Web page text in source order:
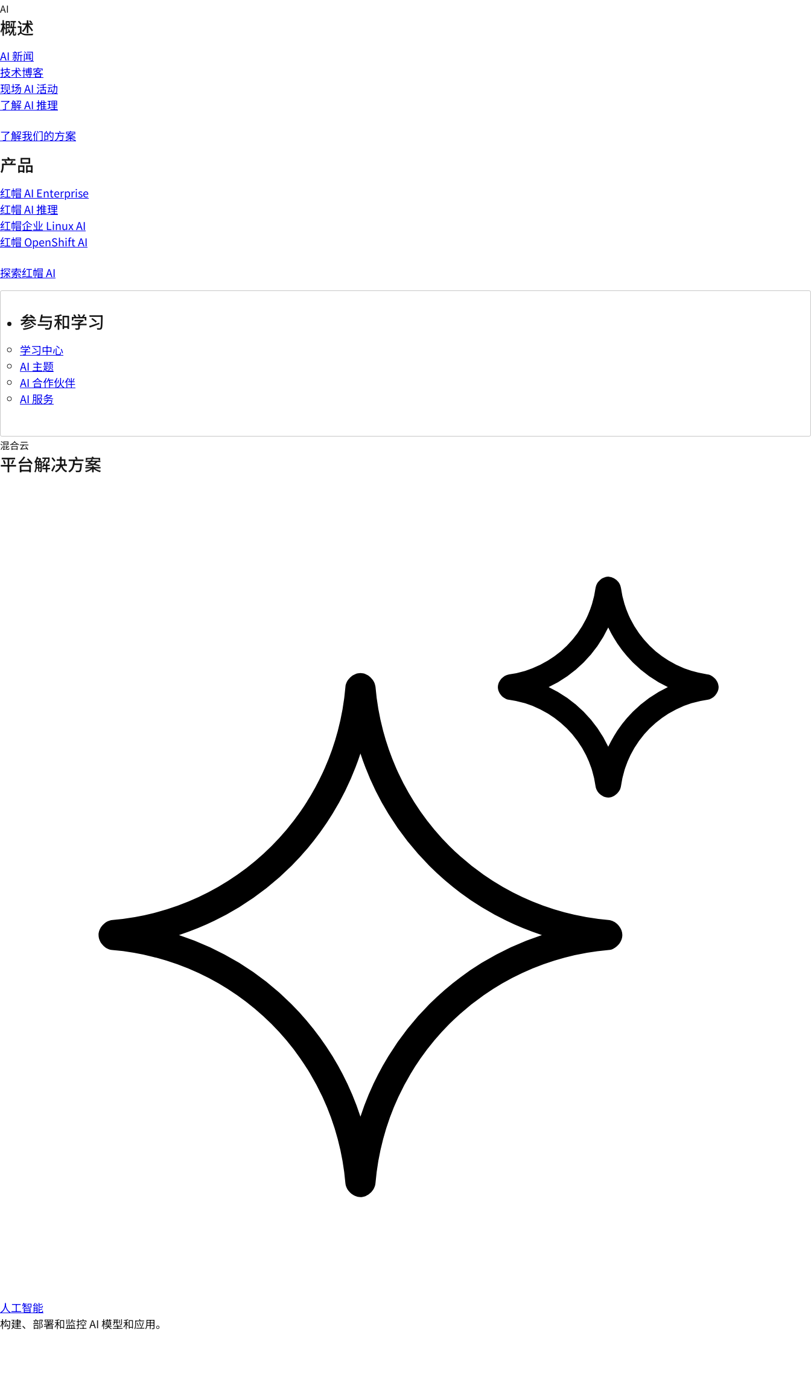
Skip
to
content
AI
概述
AI 新闻
技术博客
现场 AI 活动
了解 AI 推理
了解我们的方案
产品
红帽 AI Enterprise
红帽 AI 推理
红帽企业 Linux AI
红帽 OpenShift AI
探索红帽 AI
参与和学习
学习中心
AI 主题
AI 合作伙伴
AI 服务
混合云
平台解决方案
人工智能
构建、部署和监控 AI 模型和应用。